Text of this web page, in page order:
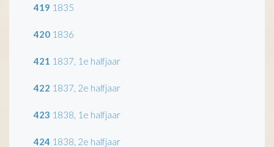
419 1835
420 1836
421 1837, 1e halfjaar
422 1837, 2e halfjaar
423 1838, 1e halfjaar
424 1838, 2e halfjaar